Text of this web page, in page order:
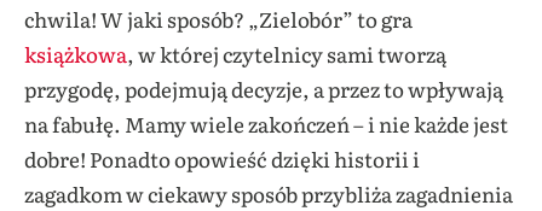
chwila! W jaki sposób? „Zielobór” to gra
książkowa, w której czytelnicy sami tworzą
przygodę, podejmują decyzje, a przez to wpływają
na fabułę. Mamy wiele zakończeń – i nie każde jest
dobre! Ponadto opowieść dzięki historii i
zagadkom w ciekawy sposób przybliża zagadnienia